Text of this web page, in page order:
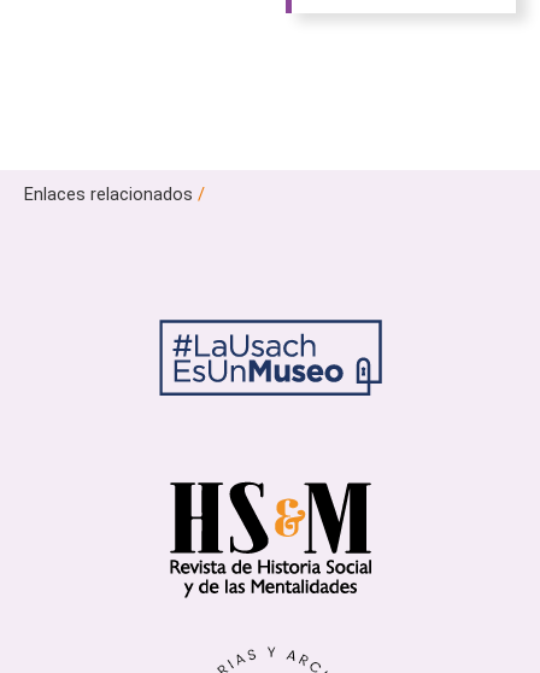
Enlaces relacionados /